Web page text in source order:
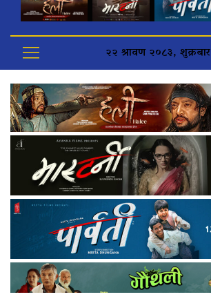
२२ श्रावण २०८३, शुक्रबार